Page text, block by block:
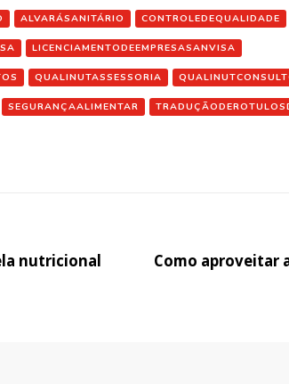
ALVARÁSANITÁRIO CONTROLEDEQUALIDADE
LICENCIAMENTODEEMPRESASANVISA
QUALINUTASSESSORIA
SEGURANÇAALIMENTAR
nutricional
Como aproveitar